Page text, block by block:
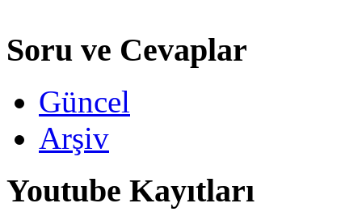
Soru ve Cevaplar
Güncel
Arşiv
Youtube Kayıtları